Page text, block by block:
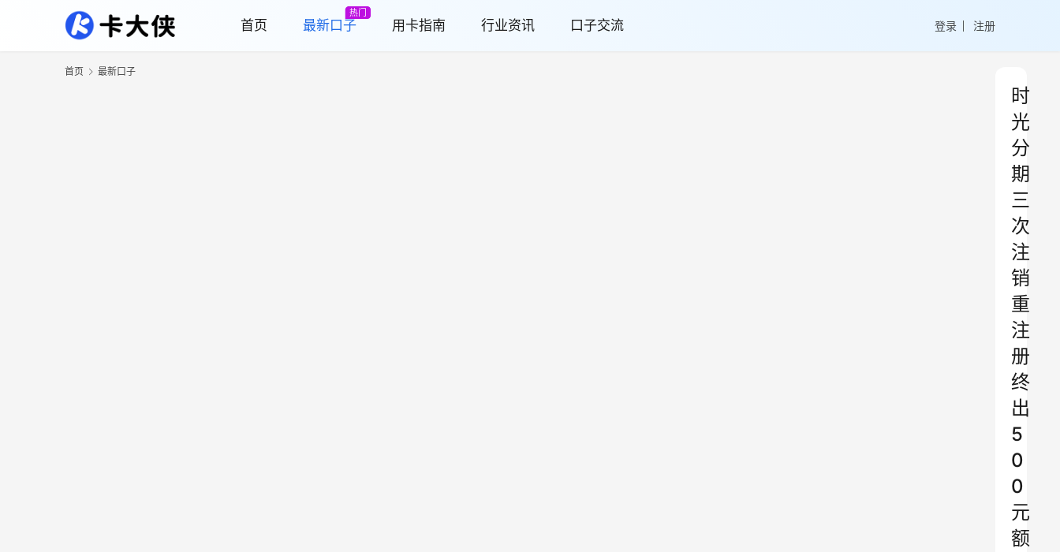
首页 最新口子
热门
用卡指南 行业资讯 口子交流 登录 注册
首页 最新口子
时
光
分
期
三
次
注
销
重
注
册
终
出
5
0
0
元
额